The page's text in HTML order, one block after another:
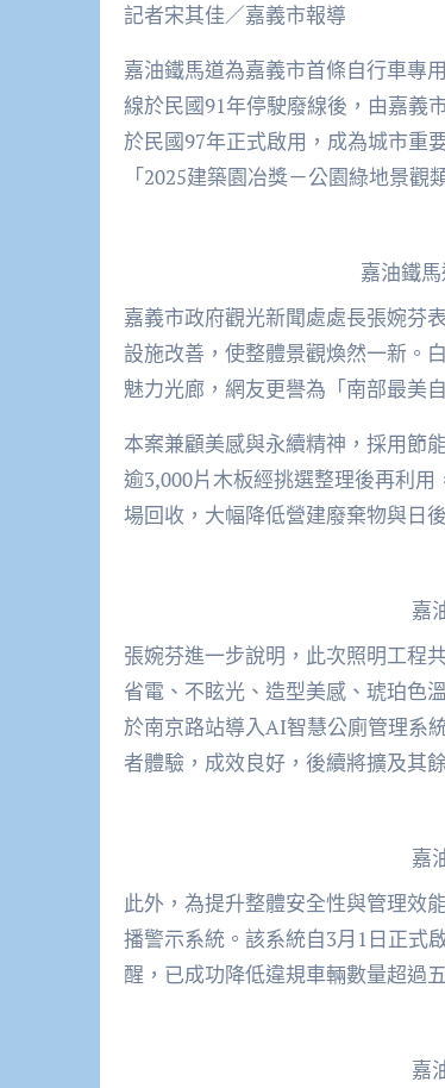
記者宋其佳／嘉義市報導
嘉油鐵馬道為嘉義市首條自行車專
線於民國91年停駛廢線後，由嘉義
於民國97年正式啟用，成為城市重
「2025建築園冶獎－公園綠地景
嘉油鐵
嘉義市政府觀光新聞處處長張婉芬
設施改善，使整體景觀煥然一新。
魅力光廊，網友更譽為「南部最美
本案兼顧美感與永續精神，採用節
逾3,000片木板經挑選整理後再利
場回收，大幅降低營建廢棄物與日
嘉
張婉芬進一步說明，此次照明工程
省電、不眩光、造型美感、琥珀色
於南京路站導入AI智慧公廁管理系
者體驗，成效良好，後續將擴及其
嘉
此外，為提升整體安全性與管理效
播警示系統。該系統自3月1日正式
醒，已成功降低違規車輛數量超過
嘉